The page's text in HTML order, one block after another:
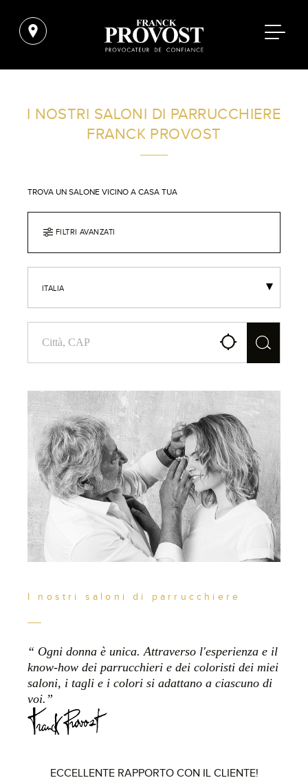
I NOSTRI SALONI DI PARRUCCHIERE
FRANCK PROVOST
TROVA UN SALONE VICINO A CASA TUA
FILTRI AVANZATI
ITALIA
I nostri saloni di parrucchiere
Ogni donna è unica. Attraverso l'esperienza e il
know-how dei parrucchieri e dei coloristi dei miei
saloni, i tagli e i colori si adattano a ciascuno di
voi.
ECCELLENTE RAPPORTO CON IL CLIENTE!